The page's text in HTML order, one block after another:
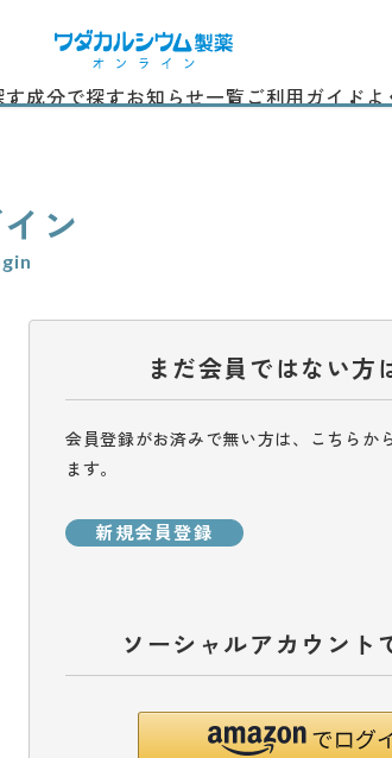
す成分で探すお知らせ一覧 ご利用ガイド よ
ン
まだ会員ではない方
会員登録がお済みで無い方は、こちらか
ます。
新規会員登録
ソーシャルアカウント